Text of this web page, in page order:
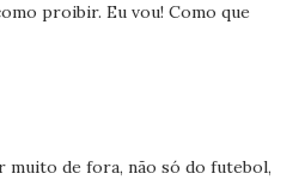
proibir. Eu vou! Como que
muito de fora, não só do futebol,